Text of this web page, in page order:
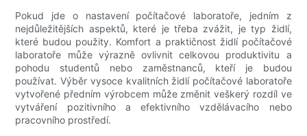
Pokud jde o nastavení počítačové laboratoře, jedním z
nejdůležitějších aspektů, které je třeba zvážit, je typ židlí,
které budou použity. Komfort a praktičnost židlí počítačové
laboratoře může výrazně ovlivnit celkovou produktivitu a
pohodu studentů nebo zaměstnanců, kteří je budou
používat. Výběr vysoce kvalitních židlí počítačové laboratoře
vytvořené předním výrobcem může změnit veškerý rozdíl ve
vytváření pozitivního a efektivního vzdělávacího nebo
pracovního prostředí.